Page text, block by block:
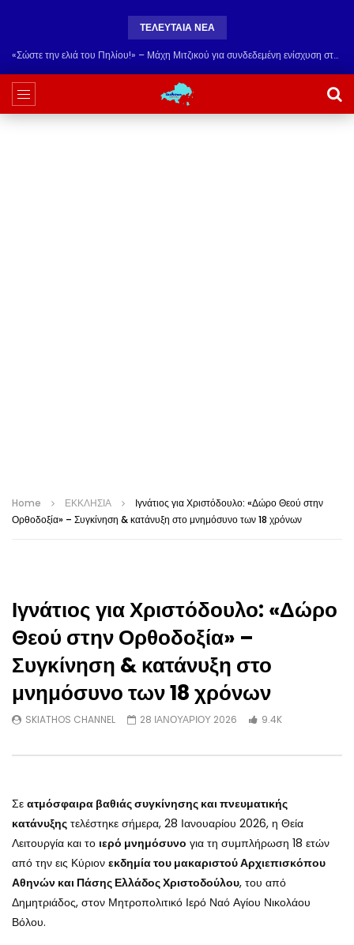
ΤΕΛΕΥΤΑΙΑ ΝΕΑ
«Σώστε την ελιά του Πηλίου!» – Μάχη Μιτζικού για συνδεδεμένη ενίσχυση στους παραδοσιακούς ελαιώνες
Home ΕΚΚΛΗΣΙΑ
Ιγνάτιος για Χριστόδουλο: «Δώρο Θεού στην
Ορθοδοξία» – Συγκίνηση & κατάνυξη στο μνημόσυνο των 18 χρόνων
Ιγνάτιος για Χριστόδουλο: «Δώρο
Θεού στην Ορθοδοξία» –
Συγκίνηση & κατάνυξη στο
μνημόσυνο των 18 χρόνων
SKIATHOS CHANNEL 28 ΙΑΝΟΥΑΡΙΟΥ 2026 9.4K
Σε ατμόσφαιρα βαθιάς συγκίνησης και πνευματικής
κατάνυξης τελέστηκε σήμερα, 28 Ιανουαρίου 2026, η Θεία
Λειτουργία και το ιερό μνημόσυνο για τη συμπλήρωση 18 ετών
από την εις Κύριον εκδημία του μακαριστού Αρχιεπισκόπου
Αθηνών και Πάσης Ελλάδος Χριστοδούλου, του από
Δημητριάδος, στον Μητροπολιτικό Ιερό Ναό Αγίου Νικολάου
Βόλου.